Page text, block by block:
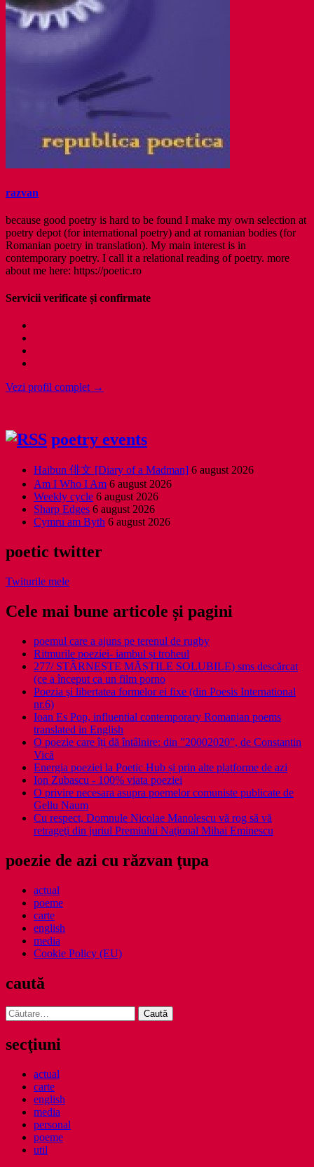
razvan
because good poetry is hard to be found I make my own selection at
poetry depot (for international poetry) and at romanian bodies (for
Romanian poetry in translation). My main interest is in
contemporary poetry. I call it a relational reading of poetry. more
about me here: https://poetic.ro
Servicii verificate și confirmate
Vezi profil complet →
poetry events
Haibun 俳文 [Diary of a Madman] 6 august 2026
Am I Who I Am 6 august 2026
Weekly cycle 6 august 2026
Sharp Edges 6 august 2026
Cymru am Byth 6 august 2026
poetic twitter
Twiturile mele
Cele mai bune articole și pagini
poemul care a ajuns pe terenul de rugby
Ritmurile poeziei- iambul și troheul
277/ STÂRNEȘTE MĂȘTILE SOLUBILE) sms descărcat
(ce a început ca un film porno
Poezia şi libertatea formelor ei fixe (din Poesis International
nr.6)
Ioan Es Pop, influential contemporary Romanian poems
translated in English
O poezie care îți dă întâlnire: din ”20002020”, de Constantin
Vică
Energia poeziei la Poetic Hub și prin alte platforme de azi
Ion Zubascu - 100% viata poeziei
O privire necesara asupra poemelor comuniste publicate de
Gellu Naum
Cu respect, Domnule Nicolae Manolescu vă rog să vă
retrageţi din juriul Premiului Naţional Mihai Eminescu
poezie de azi cu răzvan ţupa
actual
poeme
carte
english
media
Cookie Policy (EU)
caută
Caută
după:
secţiuni
actual
carte
english
media
personal
poeme
util